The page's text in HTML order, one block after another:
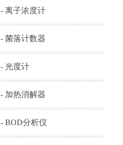
- 离子浓度计
- 菌落计数器
- 光度计
- 加热消解器
- BOD分析仪